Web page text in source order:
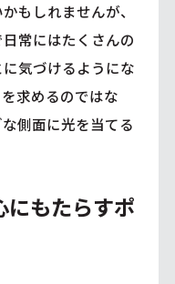
もしれませんが、
常にはたくさんの
に気づけるようにな
求めるのではな
側面に光を当てる
にもたらすポ